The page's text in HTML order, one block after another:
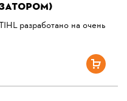
разработано на очень